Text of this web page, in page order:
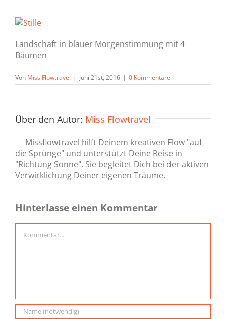
Landschaft in blauer Morgenstimmung mit 4
Bäumen
Von Miss Flowtravel | Juni 21st, 2016 | 0 Kommentare
Über den Autor: Miss Flowtravel
Missflowtravel hilft Deinem kreativen Flow "auf
die Sprünge" und unterstützt Deine Reise in
"Richtung Sonne". Sie begleitet Dich bei der aktiven
Verwirklichung Deiner eigenen Träume.
Hinterlasse einen Kommentar